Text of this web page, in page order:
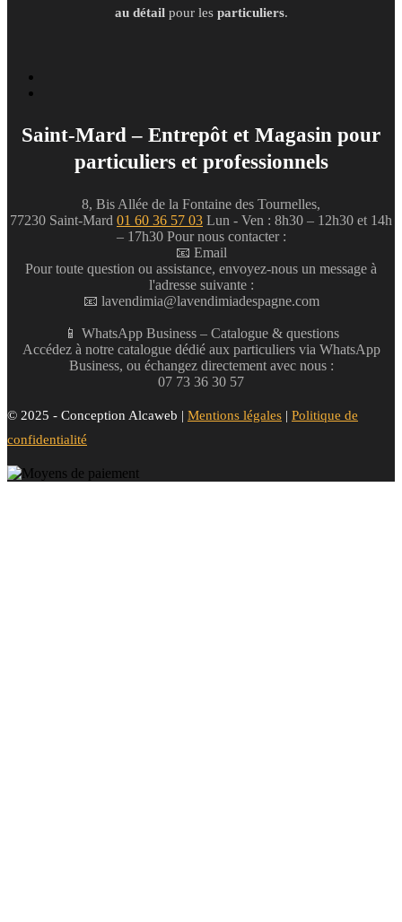
au détailpour les particuliers.
Saint-Mard – Entrepôt et Magasin pour
particuliers et professionnels
8, Bis Allée de la Fontaine des Tournelles,
77230 Saint-Mard 01 60 36 57 03 Lun - Ven : 8h30 – 12h30 et 14h
– 17h30 Pour nous contacter :
📧 Email
Pour toute question ou assistance, envoyez-nous un message à
l'adresse suivante :
📧 lavendimia@lavendimiadespagne.com
📱 WhatsApp Business – Catalogue & questions
Accédez à notre catalogue dédié aux particuliers via WhatsApp
Business, ou échangez directement avec nous :
07 73 36 30 57
© 2025 - Conception Alcaweb | Mentions légales | Politique de
confidentialité